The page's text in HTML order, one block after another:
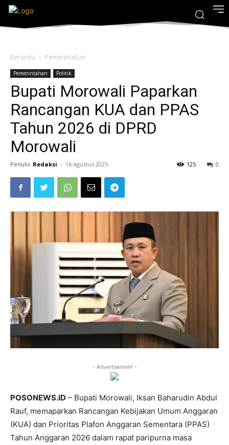
Beranda Pemerintahan
Pemerintahan Politik
Bupati Morowali Paparkan
Rancangan KUA dan PPAS
Tahun 2026 di DPRD
Morowali
Penulis Redaksi - 16 Agustus 2025 0
125
- Advertisement -
POSONEWS.ID – Bupati Morowali, Iksan Baharudin Abdul
Rauf, memaparkan Rancangan Kebijakan Umum Anggaran
(KUA) dan Prioritas Plafon Anggaran Sementara (PPAS)
Tahun Anggaran 2026 dalam rapat paripurna masa